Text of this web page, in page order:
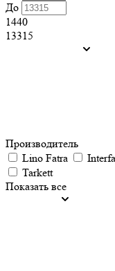
До
1440
13315
Производитель
Lino Fatra
Tarkett
Показать все